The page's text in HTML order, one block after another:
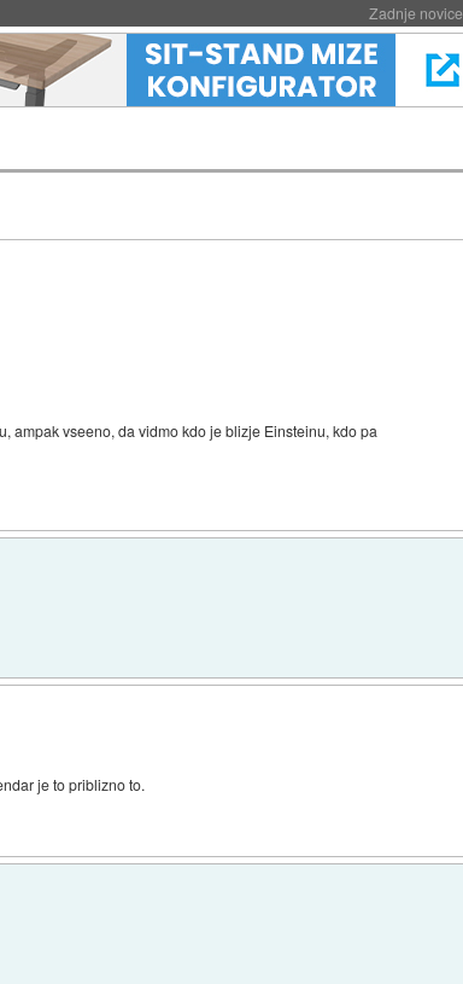
Zadnje novice
ampak vseeno, da vidmo kdo je blizje Einsteinu, kdo pa
je to priblizno to.